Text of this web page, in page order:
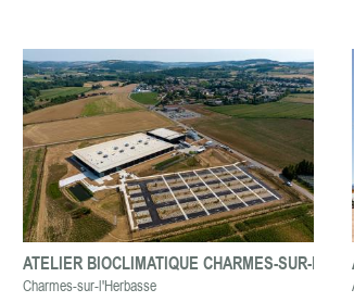
ATELIER BIOCLIMATIQUE CHARMES-SUR-
Charmes-sur-l'Herbasse